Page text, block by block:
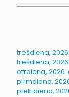
trešdiena,
trešdiena,
otrdiena, 2026.
pirmdiena,
piektdiena,